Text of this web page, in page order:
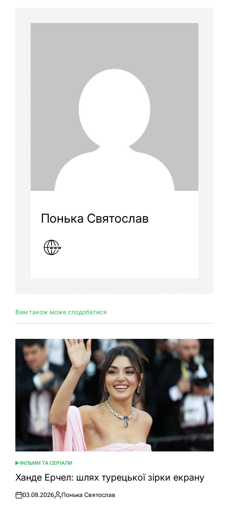
Понька Святослав
Вам також може сподобатися
ОПУБЛІКУВАТИ
У
ФІЛЬМИ ТА СЕРІАЛИ
Ханде Ерчел: шлях турецької зірки екрану
Оприлюднено
03.08.2026
Опубліковано
Понька Святослав